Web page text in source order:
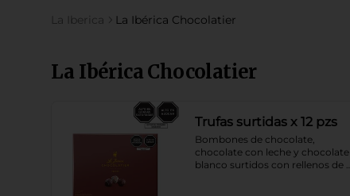
La Iberica La Ibérica Chocolatier
La Ibérica Chocolatier
Trufas surtidas x 12 pzs
Bombones de chocolate,
chocolate con leche y chocolate
blanco surtidos con rellenos de